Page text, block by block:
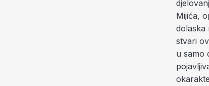
Mijića,
dolaska
stvari
u samo